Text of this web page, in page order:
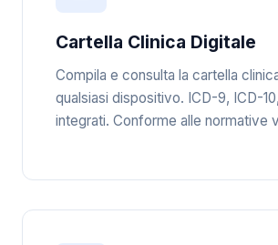
Cartella Clinica Digitale
Compila e consulta la cartella
qualsiasi dispositivo. ICD-9, ICD-
integrati. Conforme alle normative